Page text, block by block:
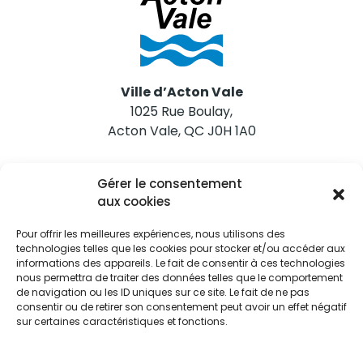
Gérer le consentement
aux cookies
Pour offrir les meilleures expériences, nous utilisons des
technologies telles que les cookies pour stocker et/ou accéder aux
informations des appareils. Le fait de consentir à ces technologies
nous permettra de traiter des données telles que le comportement
de navigation ou les ID uniques sur ce site. Le fait de ne pas
consentir ou de retirer son consentement peut avoir un effet négatif
sur certaines caractéristiques et fonctions.
Ville d’Acton Vale
1025 Rue Boulay,
Acton Vale, QC J0H 1A0
Nous joindre
Tél. 450 546-2703
Restez informés
Abonnez-vous aux alertes municipales